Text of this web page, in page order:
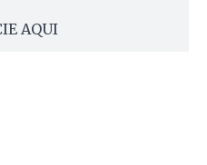
AQUI